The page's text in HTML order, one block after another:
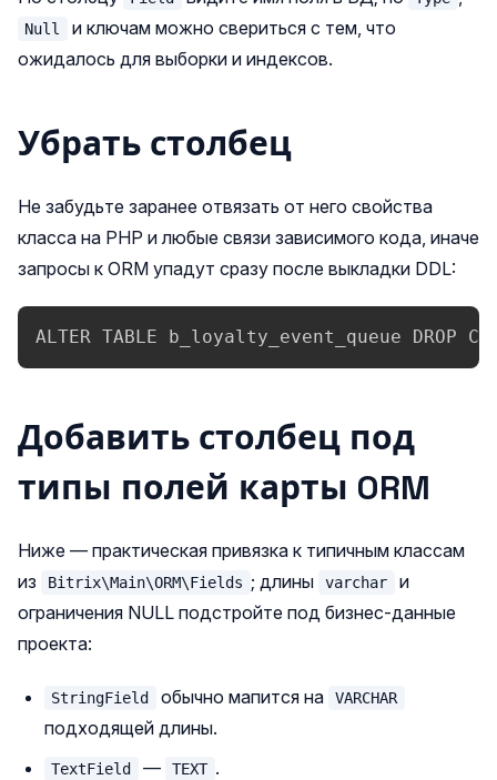
Null
и ключам можно свериться с тем, что
ожидалось для выборки и индексов.
Убрать столбец
Не забудьте заранее отвязать от него свойства
класса на PHP и любые связи зависимого кода, иначе
запросы к ORM упадут сразу после выкладки DDL:
ALTER TABLE b_loyalty_event_queue DROP
Добавить столбец под
типы полей карты ORM
Ниже — практическая привязка к типичным классам
из
Bitrix\Main\ORM\Fields ; длины varchar
и
ограничения NULL подстройте под бизнес-данные
проекта:
StringField обычно мапится на VARCHAR
подходящей длины.
TextField — TEXT .